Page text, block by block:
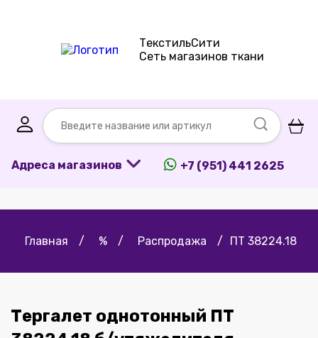
ТекстильСити
Сеть магазинов ткани
Адреса магазинов +7 (951) 441 2625
Главная / % / Распродажа / ПТ 38224.18
Тергалет однотонный ПТ